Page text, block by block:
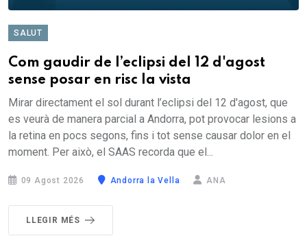
SALUT
Com gaudir de l’eclipsi del 12 d'agost
sense posar en risc la vista
Mirar directament el sol durant l’eclipsi del 12 d'agost, que
es veurà de manera parcial a Andorra, pot provocar lesions a
la retina en pocs segons, fins i tot sense causar dolor en el
moment. Per això, el SAAS recorda que el...
09 Agost 2026 Andorra la Vella ANA
LLEGIR MÉS